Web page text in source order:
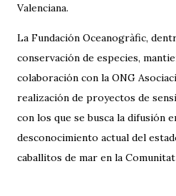
Valenciana.
La Fundación Oceanogràfic,
conservación de especies,
colaboración con la ONG
realización de proyectos de
con los que se busca la difusión
desconocimiento actual del
caballitos de mar en la Comunitat